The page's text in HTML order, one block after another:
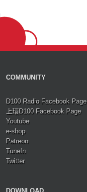
COMMUNITY
D100 Radio Facebook Page
上環D100 Facebook Page
Youtube
e-shop
Patreon
TuneIn
Twitter